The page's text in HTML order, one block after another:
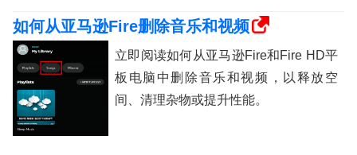
如何从亚马逊Fire删除音乐和视频
立即阅读如何从亚马逊Fire和Fire HD平
板电脑中删除音乐和视频，以释放空
间、清理杂物或提升性能。